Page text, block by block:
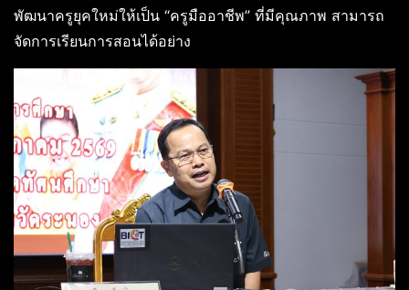
พัฒนาครูยุคใหม่ให้เป็น “ครูมืออาชีพ” ที่มีคุณภาพ สามารถ
จัดการเรียนการสอนได้อย่าง